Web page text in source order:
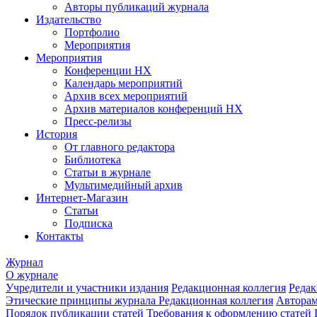
Авторы публикаций журнала
Издательство
Портфолио
Мероприятия
Мероприятия
Конференции НХ
Календарь мероприятий
Архив всех мероприятий
Архив материалов конференций НХ
Пресс-релизы
История
От главного редактора
Библиотека
Статьи в журнале
Мультимедийный архив
Интернет-Магазин
Статьи
Подписка
Контакты
Журнал
О журнале
Учредители и участники издания Редакционная коллегия
Этические принципы журнала Редакционная коллегия
Порядок публикации статей Требования к оформлению статей